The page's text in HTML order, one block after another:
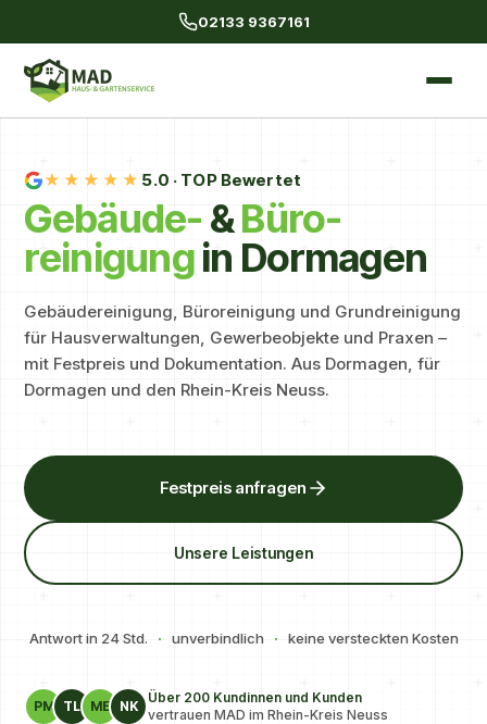
02133 9367161
★★★★★ 5.0 · TOP Bewertet
Gebäude- &Büro­
reinigungin Dormagen
Gebäudereinigung, Büroreinigung und Grundreinigung
für Hausverwaltungen, Gewerbeobjekte und Praxen –
mit Festpreis und Dokumentation. Aus Dormagen, für
Dormagen und den Rhein-Kreis Neuss.
Festpreis anfragen
Unsere Leistungen
Antwort in 24 Std. · unverbindlich · keine versteckten Kosten
PM TL ME NK
Über 200 Kundinnen und Kunden
vertrauen MAD im Rhein-Kreis Neuss